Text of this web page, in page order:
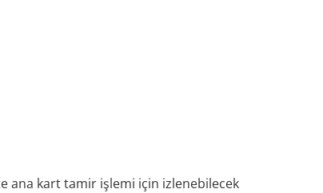
ana kart tamir işlemi için izlenebilecek